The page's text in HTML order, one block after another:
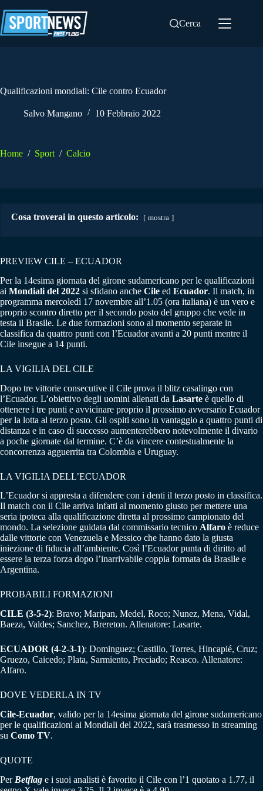
al
contenuto
Cerca
Qualificazioni mondiali: Cile contro Ecuador
Salvo Mangano 10 Febbraio 2022
Home / Sport / Calcio
Cosa troverai in questo articolo: mostra
PREVIEW CILE – ECUADOR
Per la 14esima giornata del girone sudamericano per le qualificazioni
ai Mondiali del 2022 si sfidano anche Cile ed Ecuador. Il match, in
programma mercoledì 17 novembre all’1.05 (ora italiana) è un vero e
proprio scontro diretto per il secondo posto del gruppo che vede in
testa il Brasile. Le due formazioni sono al momento separate in
classifica da quattro punti con l’Ecuador avanti a 20 punti mentre il
Cile insegue a 14 punti.
LA VIGILIA DEL CILE
Dopo tre vittorie consecutive il Cile prova il blitz casalingo con
l’Ecuador. L’obiettivo degli uomini allenati da Lasarte è quello di
ottenere i tre punti e avvicinare proprio il prossimo avversario Ecuador
per la lotta al terzo posto. Gli ospiti sono in vantaggio a quattro punti di
distanza e in caso di successo aumenterebbero notevolmente il divario
a poche giornate dal termine. C’è da vincere contestualmente la
concorrenza agguerrita tra Colombia e Uruguay.
LA VIGILIA DELL’ECUADOR
L’Ecuador si appresta a difendere con i denti il terzo posto in classifica.
Il match con il Cile arriva infatti al momento giusto per mettere una
seria ipoteca alla qualificazione diretta al prossimo campionato del
mondo. La selezione guidata dal commissario tecnico Alfaro è reduce
dalle vittorie con Venezuela e Messico che hanno dato la giusta
iniezione di fiducia all’ambiente. Così l’Ecuador punta di diritto ad
essere la terza forza dopo l’inarrivabile coppia formata da Brasile e
Argentina.
PROBABILI FORMAZIONI
CILE (3-5-2): Bravo; Maripan, Medel, Roco; Nunez, Mena, Vidal,
Baeza, Valdes; Sanchez, Brereton. Allenatore: Lasarte.
ECUADOR (4-2-3-1): Dominguez; Castillo, Torres, Hincapié, Cruz;
Gruezo, Caicedo; Plata, Sarmiento, Preciado; Reasco. Allenatore:
Alfaro.
DOVE VEDERLA IN TV
Cile-Ecuador, valido per la 14esima giornata del girone sudamericano
per le qualificazioni ai Mondiali del 2022, sarà trasmesso in streaming
su Como TV.
QUOTE
Per Betflag e i suoi analisti è favorito il Cile con l’1 quotato a 1.77, il